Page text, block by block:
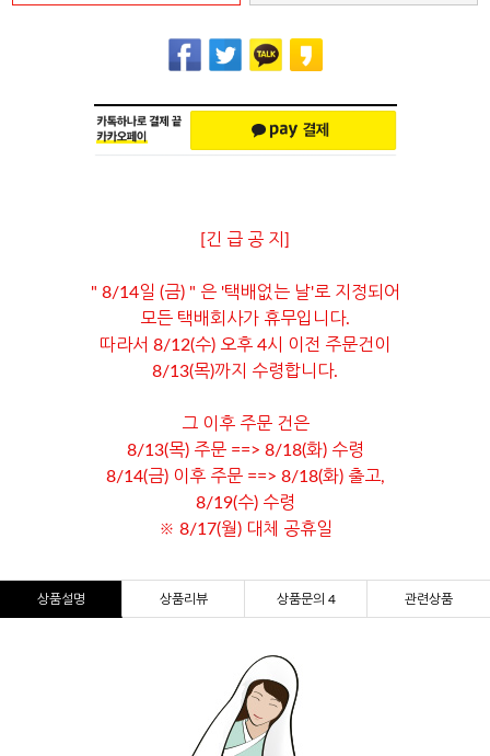
[긴 급 공 지]
" 8/14일 (금) " 은 '택배없는 날'로 지정되어
모든 택배회사가 휴무입니다.
따라서 8/12(수) 오후 4시 이전 주문건이
8/13(목)까지 수령합니다.
그 이후 주문 건은
8/13(목) 주문 ==> 8/18(화) 수령
8/14(금) 이후 주문 ==> 8/18(화) 출고,
8/19(수) 수령
※ 8/17(월) 대체 공휴일
상품설명 상품리뷰 상품문의 4 관련상품